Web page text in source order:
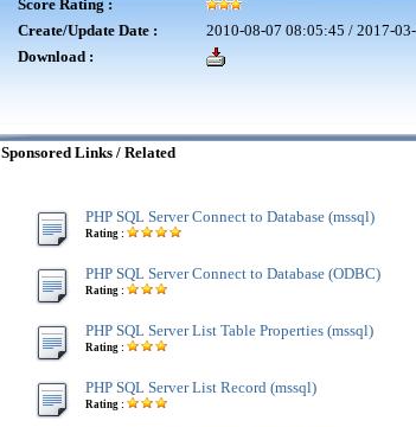
Score Rating :
Create/Update Date :
2010-08-07 08:05:45 / 2017-
Download :
Sponsored Links / Related
PHP SQL Server Connect to Database (mssql)
Rating :
PHP SQL Server Connect to Database (ODBC)
Rating :
PHP SQL Server List Table Properties (mssql)
Rating :
PHP SQL Server List Record (mssql)
Rating :